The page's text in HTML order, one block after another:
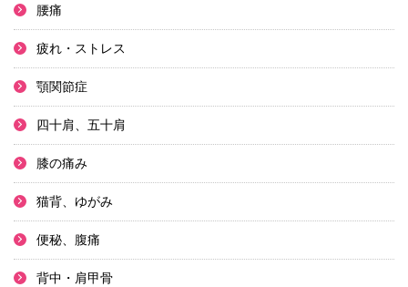
腰痛
疲れ・ストレス
顎関節症
四十肩、五十肩
膝の痛み
猫背、ゆがみ
便秘、腹痛
背中・肩甲骨